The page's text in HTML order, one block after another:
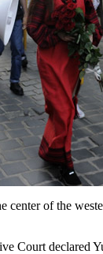
center of the
Court declared